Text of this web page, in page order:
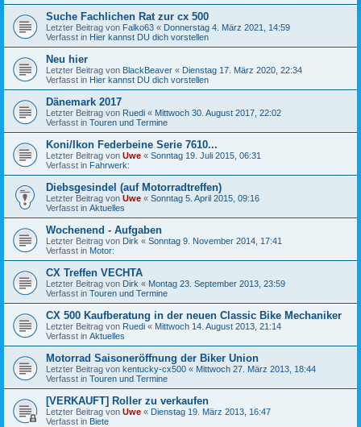
Suche Fachlichen Rat zur cx 500
Letzter Beitrag von Falko63 « Donnerstag 4. März 2021, 14:59
Verfasst in Hier kannst DU dich vorstellen
Neu hier
Letzter Beitrag von BlackBeaver « Dienstag 17. März 2020, 22:34
Verfasst in Hier kannst DU dich vorstellen
Dänemark 2017
Letzter Beitrag von Ruedi « Mittwoch 30. August 2017, 22:02
Verfasst in Touren und Termine
Koni/Ikon Federbeine Serie 7610...
Letzter Beitrag von Uwe « Sonntag 19. Juli 2015, 06:31
Verfasst in Fahrwerk:
Diebsgesindel (auf Motorradtreffen)
Letzter Beitrag von Uwe « Sonntag 5. April 2015, 09:16
Verfasst in Aktuelles
Wochenend - Aufgaben
Letzter Beitrag von Dirk « Sonntag 9. November 2014, 17:41
Verfasst in Motor:
CX Treffen VECHTA
Letzter Beitrag von Dirk « Montag 23. September 2013, 23:59
Verfasst in Touren und Termine
CX 500 Kaufberatung in der neuen Classic Bike Mechaniker
Letzter Beitrag von Ruedi « Mittwoch 14. August 2013, 21:14
Verfasst in Aktuelles
Motorrad Saisoneröffnung der Biker Union
Letzter Beitrag von kentucky-cx500 « Mittwoch 27. März 2013, 18:44
Verfasst in Touren und Termine
[VERKAUFT] Roller zu verkaufen
Letzter Beitrag von Uwe « Dienstag 19. März 2013, 16:47
Verfasst in Biete